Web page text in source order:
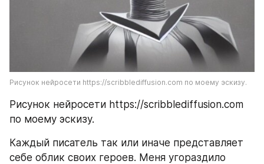
Рисунок нейросети https://scribblediffusion.com по моему эскизу.
Рисунок нейросети https://scribblediffusion.com
по моему эскизу.
Каждый писатель так или иначе представляет
себе облик своих героев. Меня угораздило